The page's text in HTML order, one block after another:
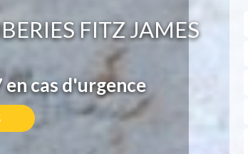
FITZ JAMES
cas d'urgence